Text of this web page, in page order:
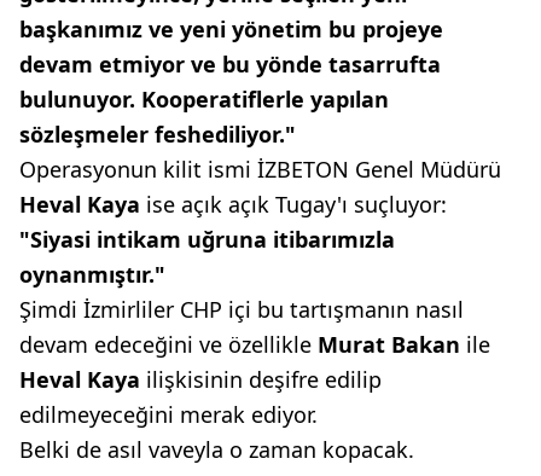
başkanımız ve yeni yönetim bu projeye
devam etmiyor ve bu yönde tasarrufta
bulunuyor. Kooperatiflerle yapılan
sözleşmeler feshediliyor."
Operasyonun kilit ismi İZBETON Genel Müdürü
Heval Kaya ise açık açık Tugay'ı suçluyor:
"Siyasi intikam uğruna itibarımızla
oynanmıştır."
Şimdi İzmirliler CHP içi bu tartışmanın nasıl
devam edeceğini ve özellikle Murat Bakan ile
Heval Kaya ilişkisinin deşifre edilip
edilmeyeceğini merak ediyor.
Belki de asıl vaveyla o zaman kopacak.